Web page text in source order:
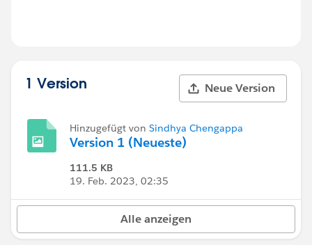
1 Version Neue Version
Hinzugefügt von Sindhya Chengappa
Version 1 (Neueste)
111.5 KB
19. Feb. 2023, 02:35
Alle anzeigen